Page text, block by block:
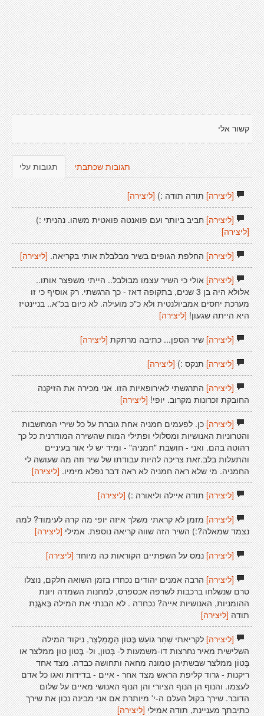
קשור אלי
תגובות עלי תגובות שכתבתי
[ליצירה]תודה תודה :) [ליצירה]
[ליצירה]חביב ביותר ועם פואנטה פואטית משהו. נהניתי :)
[ליצירה]
[ליצירה]החלפת הגופים בשיר מבלבלת אותי בקריאה. [ליצירה]
[ליצירה]אולי כי השיר עצמו מבולבל.. הייתי משפצר אותו..
אלולא היה בן 3 שנים, בתקופה דאז - כך הרגשתי. רק אוסיף כי זו
מערכת יחסים אמביולנטית ולא כ"כ מועילה. לא כיום בכ"א.. בניינטיז
היא הייתה שגעון! [ליצירה]
[ליצירה]שיר הספן... כתיבה מרתקת [ליצירה]
[ליצירה]תנקס :) [ליצירה]
[ליצירה]התרגשתי לאירופאיות הזו. אני מכירה את הזיקנה
החובקת זכרונות מקרוב. יופי! [ליצירה]
[ליצירה]כן. לפעמים חמניה אחת גוברת על כל שירי המחשבות
והטרוניות האנושיות ומסלולי ופתילי המוח שהשירה המודרנית כל כך
רהוטה בהם. ואני - חושבת "חמניה" - ומיד יש לי אור בעיניים
והתעלות בלב.זאת צריכה להיות עבודתו של שיר וזה מה שעושה לי
החמניה. מי שלא ראה חמניה לא ראה דבר נפלא מימיו. [ליצירה]
[ליצירה]תודה איילה וליאורה :) [ליצירה]
[ליצירה]מזמן לא קראתי משלך איזה יופי מה קרה לעימוד? למה
נצמד שמאלה?:) השיר הזה שווה קריאה נוספת. אמילי[ליצירה]
[ליצירה]נמס על השפתיים הקוראות כה מיוחד[ליצירה]
[ליצירה]הרבה אמנים יהודים נכחדו בזמן השואה חלקם, נוצלו
טרם שנשלחו ברכבות לשרפה אכספרס, למחנות השמדה ויונת
ההומניות, האנושיות אייה? נכחדה . לא הבנתי את המילה בְּאֹגֱנַת
תודה[ליצירה]
[ליצירה]לקריאתי שַׁחַר גּוֹעֵשׁ בֶּטוֹן הָמֱמַלְצֵר, ניקוד המילה
השלישית מאיר נחרצות דו-משמעות ל- בְּטון, ול- בֶּטון טון ממלצר או
בֶּטוֹן ממלצר שבשתיהן טמונה מחאה ותחושה כבדה. מצד אחד
ריקנות - גרוד קליפת הראש מצד אחר - איים - בדידות ואגו כל אדם
לעצמו. והנוף הן הנוף הציורי והן הנוף האנושי מאיים על שלום
הדובר. שירך בקול העלם ה-י' מיותרת אם אני מבינה נכון את שירך
כתיבתך מעניינת, תודה אמילי [ליצירה]